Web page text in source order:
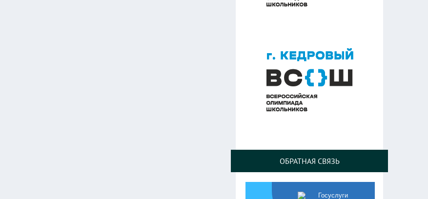
ОБРАТНАЯ СВЯЗЬ